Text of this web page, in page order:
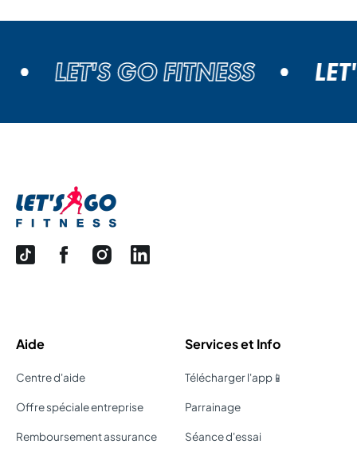
LET'S GO FITNESS
Aide
Centre d'aide
Offre spéciale entreprise
Remboursement assurance
Services et Info
Télécharger l'app📱
Parrainage
Séance d'essai